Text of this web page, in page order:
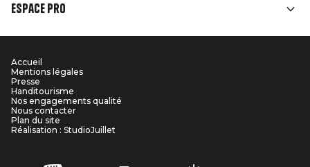
Espace Pro
Menu
Pied
de
Accueil
Mentions légales
Presse
Handitourisme
Nos engagements qualité
Nous contacter
Plan du site
Réalisation : StudioJuillet